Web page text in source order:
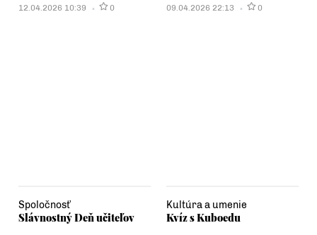
12.04.2026 10:39 0 09.04.2026 22:13 0
Spoločnosť
Slávnostný Deň učiteľov
Kultúra a umenie
Kvíz s Kuboedu